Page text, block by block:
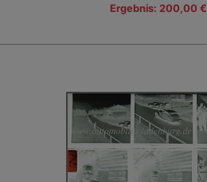
Ergebnis: 200,00 €